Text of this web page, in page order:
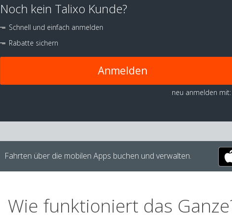
Noch kein Talixo Kunde?
Schnell und einfach anmelden
Rabatte sichern
Anmelden
neu anmelden mit:
Fahrten über die mobilen Apps buchen und verwalten.
Wie funktioniert das